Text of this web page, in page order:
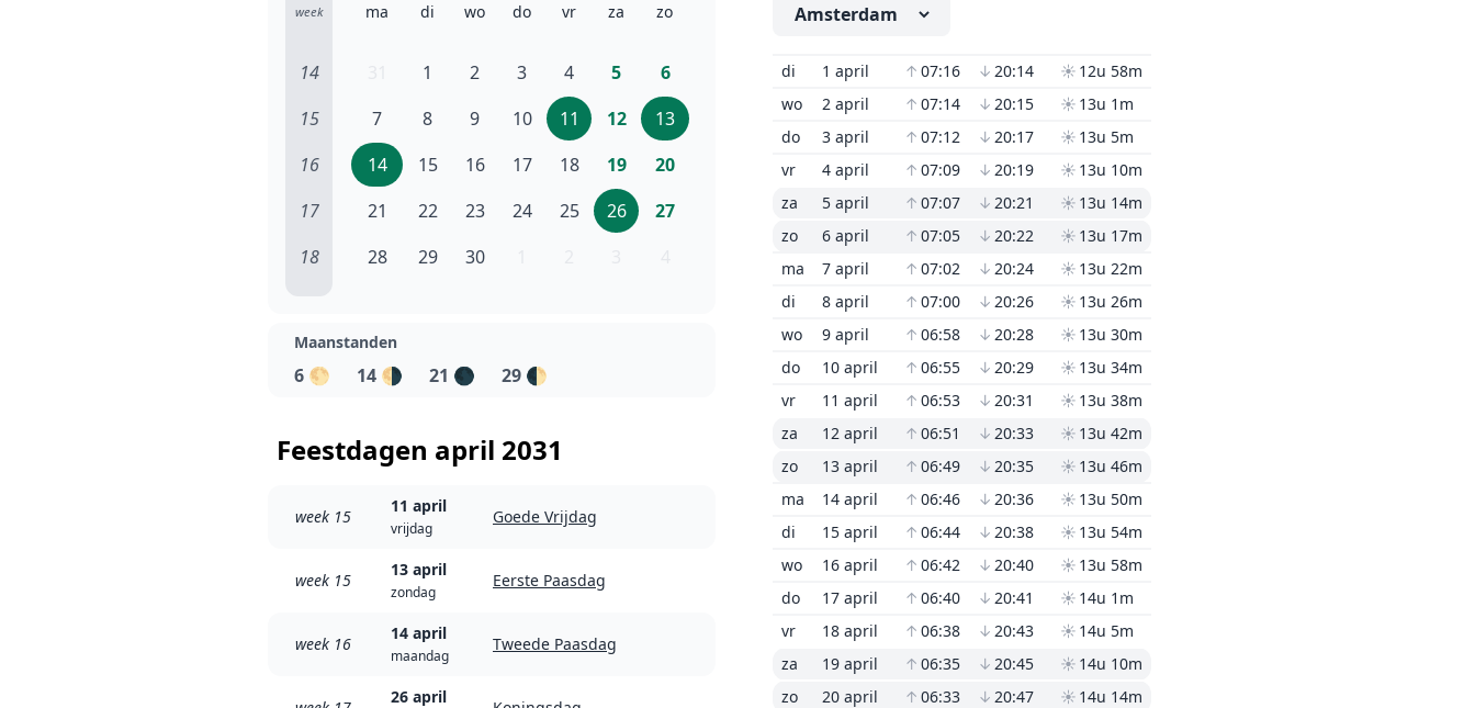
week ma di wo do vr za zo
14 1 2 3 4 5
6
15
7 8 9 10 11 12
13
16
14 15 16 17 18 19
20
17
21 22 23 24 25 26
27
18
28 29 30
Maanstanden
6 🌕 14 🌗 21 🌑 29 🌓
Feestdagen april 2031
week 15
11 april
vrijdag
Goede Vrijdag
week 15
13 april
zondag
Eerste Paasdag
week 16
14 april
maandag
Tweede Paasdag
26 april
di 1 april ↑ 07:16 ↓ 20:14 ☀ 12u 58m
wo
2 april ↑ 07:14 ↓ 20:15 ☀ 13u 1m
do
3 april ↑ 07:12 ↓ 20:17 ☀ 13u 5m
vr
4 april ↑ 07:09 ↓ 20:19 ☀ 13u 10m
za
5 april ↑ 07:07 ↓ 20:21 ☀ 13u 14m
zo
6 april ↑ 07:05 ↓ 20:22 ☀ 13u 17m
ma
7 april ↑ 07:02 ↓ 20:24 ☀ 13u 22m
di
8 april ↑ 07:00 ↓ 20:26 ☀ 13u 26m
wo
9 april ↑ 06:58 ↓ 20:28 ☀ 13u 30m
do
10 april ↑ 06:55 ↓ 20:29 ☀ 13u 34m
vr
11 april ↑ 06:53 ↓ 20:31 ☀ 13u 38m
za
12 april ↑ 06:51 ↓ 20:33 ☀ 13u 42m
zo
13 april ↑ 06:49 ↓ 20:35 ☀ 13u 46m
ma
14 april ↑ 06:46 ↓ 20:36 ☀ 13u 50m
di
15 april ↑ 06:44 ↓ 20:38 ☀ 13u 54m
wo
16 april ↑ 06:42 ↓ 20:40 ☀ 13u 58m
do
17 april ↑ 06:40 ↓ 20:41 ☀ 14u 1m
vr
18 april ↑ 06:38 ↓ 20:43 ☀ 14u 5m
za
19 april ↑ 06:35 ↓ 20:45 ☀ 14u 10m
zo
20 april ↑ 06:33 ↓ 20:47 ☀ 14u 14m